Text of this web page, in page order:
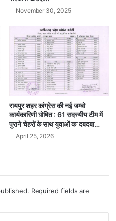
November 30, 2025
रायपुर शहर कांग्रेस की नई जम्बो
कार्यकारिणी घोषित : 61 सदस्यीय टीम में
पुराने चेहरों के साथ युवाओं का दबदबा…
April 25, 2026
Required fields are